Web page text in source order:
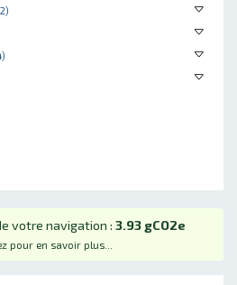
votre navigation : 3.93 gCO2e
pour en savoir plus...